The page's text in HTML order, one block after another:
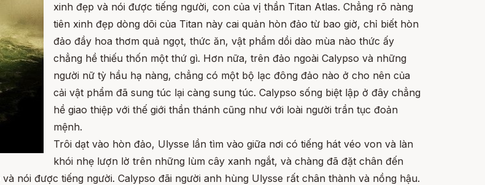
xinh đẹp và nói được tiếng người, con của vị thần Titan Atlas. Chẳng rõ nàng
tiên xinh đẹp dòng dõi của Titan này cai quản hòn đảo từ bao giờ, chỉ biết hòn
đảo đầy hoa thơm quả ngọt, thức ăn, vật phẩm dồi dào mùa nào thức ấy
chẳng hề thiếu thốn một thứ gì. Hơn nữa, trên đảo ngoài Calypso và những
người nữ tỳ hầu hạ nàng, chẳng có một bộ lạc đông đảo nào ở cho nên của
cải vật phẩm đã sung túc lại càng sung túc. Calypso sống biệt lập ở đây chẳng
hề giao thiệp với thế giới thần thánh cũng như với loài người trần tục đoản
mệnh.
Trôi dạt vào hòn đảo, Ulysse lần tìm vào giữa nơi có tiếng hát véo von và làn
khói nhẹ lượn lờ trên những lùm cây xanh ngắt, và chàng đã đặt chân đến
nói được tiếng người. Calypso đãi người anh hùng Ulysse rất chân thành và nồng hậu.